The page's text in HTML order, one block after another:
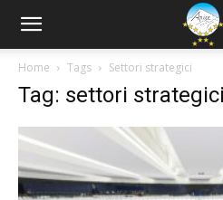
Home Tags Settori strategici
Tag: settori strategici